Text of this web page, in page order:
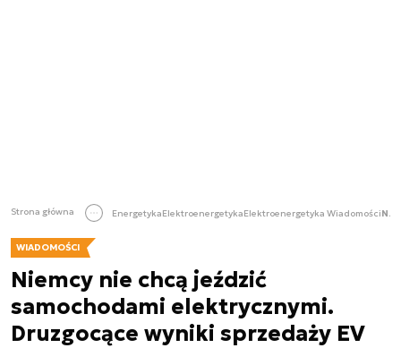
Strona główna EnergetykaElektroenergetykaElektroenergetyka Wiadomości
WIADOMOŚCI
Niemcy nie chcą jeździć
samochodami elektrycznymi.
Druzgocące wyniki sprzedaży EV